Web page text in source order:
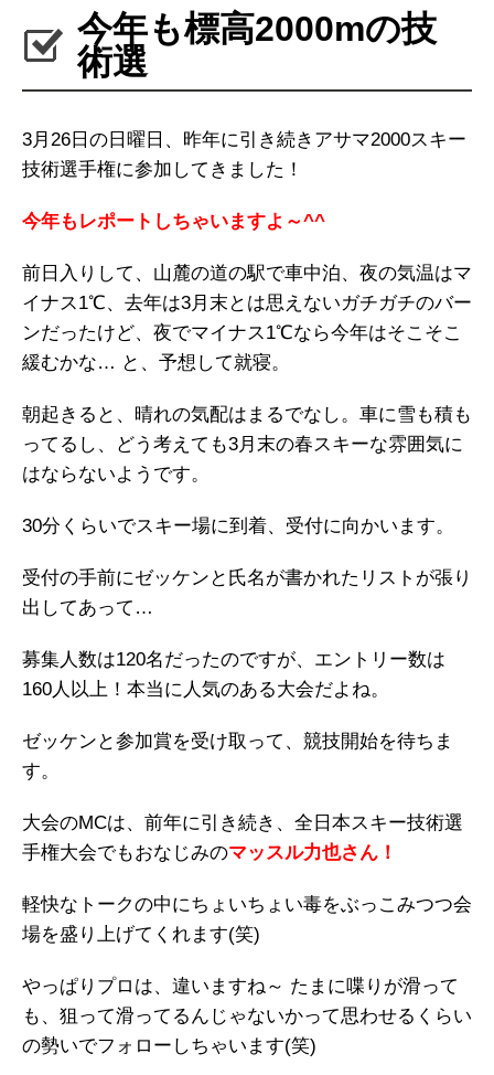
今年も標高2000mの技
術選
3月26日の日曜日、昨年に引き続きアサマ2000スキー
技術選手権に参加してきました！
今年もレポートしちゃいますよ～^^
前日入りして、山麓の道の駅で車中泊、夜の気温はマ
イナス1℃、去年は3月末とは思えないガチガチのバー
ンだったけど、夜でマイナス1℃なら今年はそこそこ
緩むかな… と、予想して就寝。
朝起きると、晴れの気配はまるでなし。車に雪も積も
ってるし、どう考えても3月末の春スキーな雰囲気に
はならないようです。
30分くらいでスキー場に到着、受付に向かいます。
受付の手前にゼッケンと氏名が書かれたリストが張り
出してあって…
募集人数は120名だったのですが、エントリー数は
160人以上！本当に人気のある大会だよね。
ゼッケンと参加賞を受け取って、競技開始を待ちま
す。
大会のMCは、前年に引き続き、全日本スキー技術選
手権大会でもおなじみのマッスル力也さん！
軽快なトークの中にちょいちょい毒をぶっこみつつ会
場を盛り上げてくれます(笑)
やっぱりプロは、違いますね～ たまに喋りが滑って
も、狙って滑ってるんじゃないかって思わせるくらい
の勢いでフォローしちゃいます(笑)